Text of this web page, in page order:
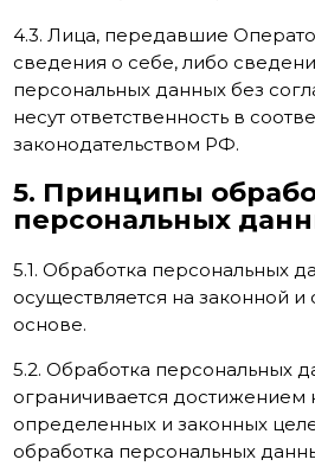
4.3. Лица, передавшие
сведения о себе, либо
персональных данных без
несут ответственность в
законодательством РФ.
5. Принципы
персональных
5.1. Обработка персональных
осуществляется на законной
основе.
5.2. Обработка персональных
ограничивается достижением
определенных и законных
обработка персональных